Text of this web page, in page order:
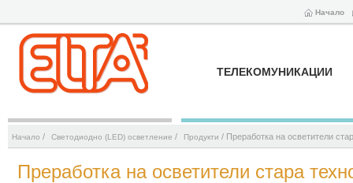
Начало
ТЕЛЕКОМУНИКАЦИИ
Начало / Светодиодно (LED) осветление / Продукти / Преработка на осветители
Преработка на осветители стара